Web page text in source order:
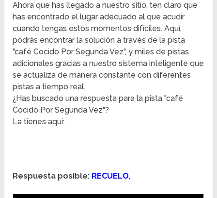
Ahora que has llegado a nuestro sitio, ten claro que
has encontrado el lugar adecuado al que acudir
cuando tengas estos momentos difíciles. Aquí,
podrás encontrar la solución a través de la pista
"café Cocido Por Segunda Vez", y miles de pistas
adicionales gracias a nuestro sistema inteligente que
se actualiza de manera constante con diferentes
pistas a tiempo real.
¿Has buscado una respuesta para la pista "café
Cocido Por Segunda Vez"?
La tienes aquí:
Respuesta posible: RECUELO,